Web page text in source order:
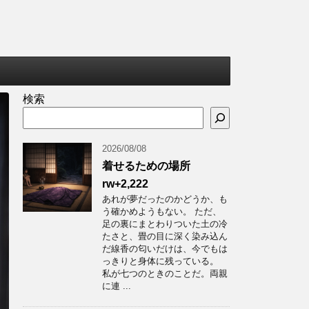
検索
2026/08/08
着せるための場所
rw+2,222
あれが夢だったのかどうか、も
う確かめようもない。 ただ、
足の裏にまとわりついた土の冷
たさと、畳の目に深く染み込ん
だ線香の匂いだけは、今でもは
っきりと身体に残っている。
私が七つのときのことだ。両親
に連 ...